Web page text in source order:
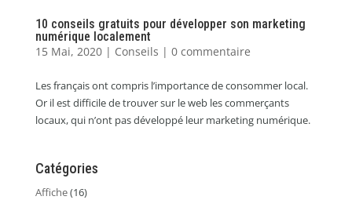
10 conseils gratuits pour développer son marketing
numérique localement
15 Mai, 2020| Conseils | 0 commentaire
Les français ont compris l’importance de consommer local.
Or il est difficile de trouver sur le web les commerçants
locaux, qui n’ont pas développé leur marketing numérique.
Catégories
Affiche(16)